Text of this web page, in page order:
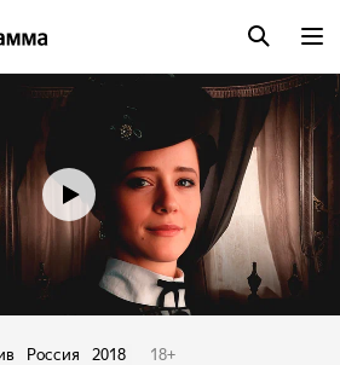
Россия 2018 18+